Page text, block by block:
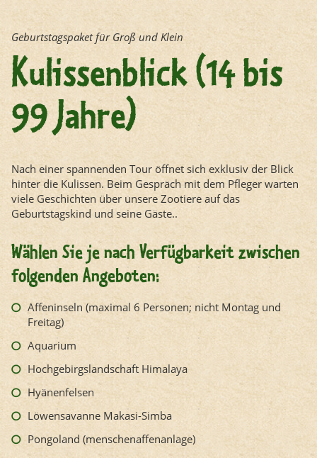
Geburtstagspaket für Groß und Klein
Kulissenblick (14 bis
99 Jahre)
Nach einer spannenden Tour öffnet sich exklusiv der Blick
hinter die Kulissen. Beim Gespräch mit dem Pfleger warten
viele Geschichten über unsere Zootiere auf das
Geburtstagskind und seine Gäste..
Wählen Sie je nach Verfügbarkeit zwischen
folgenden Angeboten:
Affeninseln (maximal 6 Personen; nicht Montag und
Freitag)
Aquarium
Hochgebirgslandschaft Himalaya
Hyänenfelsen
Löwensavanne Makasi-Simba
Pongoland (menschenaffenanlage)